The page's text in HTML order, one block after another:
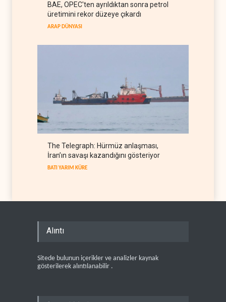
bitebilir, ABD silah stokları
zorlanıyor
BAE, OPEC'ten ayrıldıktan sonra petrol
üretimini rekor düzeye çıkardı
ARAP DÜNYASI
The Telegraph: Hürmüz anlaşması,
İran’ın savaşı kazandığını gösteriyor
BATI YARIM KÜRE
Alıntı
Sitede bulunun içerikler ve analizler kaynak
gösterilerek alıntılanabilir .